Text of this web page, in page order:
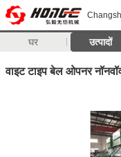
घर उत्पादों
वाइट टाइप बेल ओपनर